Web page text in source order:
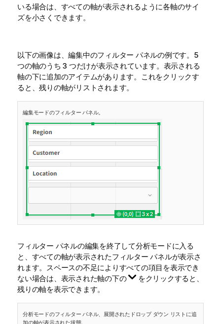
いる場合は、すべての軸が表示されるように各軸のサイ
ズを小さくできます。
以下の画像は、編集中のフィルター パネルの例です。5
つの軸のうち 3 つだけが表示されています。表示される
軸の下に追加のアイテムがあります。これをクリックす
ると、残りの軸がリストされます。
編集モードのフィルター パネル。
フィルター パネルの編集を終了して分析モードに入る
と、すべての軸が表示されたフィルター パネルが表示さ
れます。スペースの不足によりすべての項目を表示でき
ない場合は、表示された軸の下の
をクリックすると、
残りの軸を表示できます。
分析モードのフィルター パネル、展開されたドロップ ダウン リストに追
加の軸が表示された状態。